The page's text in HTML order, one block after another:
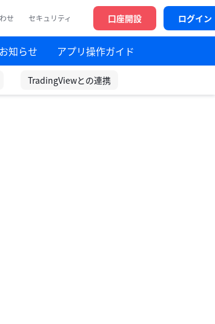
せ セキュリティ 口座開設 ログイン
お知らせ アプリ操作ガイド
TradingViewとの連携